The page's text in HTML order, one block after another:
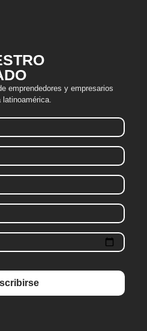
emprendedores y empresarios
latinoamérica.